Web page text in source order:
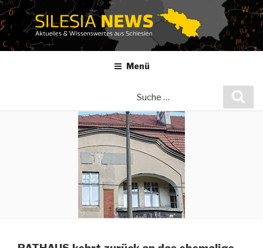
Zum
Inhalt
springen
Menü